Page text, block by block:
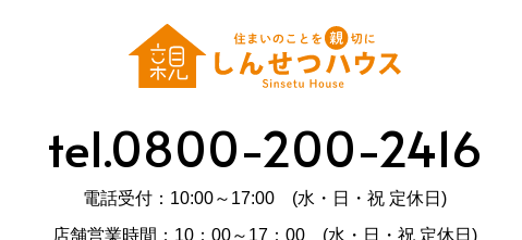
tel.0800-200-2416
電話受付：10:00～17:00 (水・日・祝 定休日)
店舗営業時間：10：00～17：00 (水・日・祝 定休日)